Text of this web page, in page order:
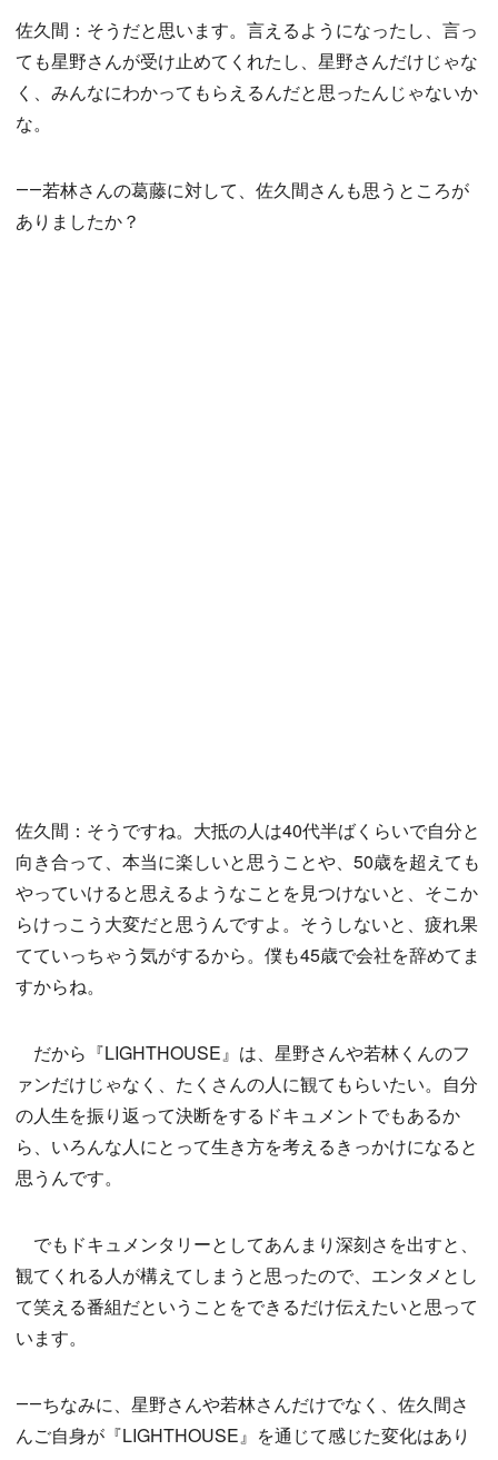
佐久間：そうだと思います。言えるようになったし、言っ
ても星野さんが受け止めてくれたし、星野さんだけじゃな
く、みんなにわかってもらえるんだと思ったんじゃないか
な。
――若林さんの葛藤に対して、佐久間さんも思うところが
ありましたか？
佐久間：そうですね。大抵の人は40代半ばくらいで自分と
向き合って、本当に楽しいと思うことや、50歳を超えても
やっていけると思えるようなことを見つけないと、そこか
らけっこう大変だと思うんですよ。そうしないと、疲れ果
てていっちゃう気がするから。僕も45歳で会社を辞めてま
すからね。
だから『LIGHTHOUSE』は、星野さんや若林くんのフ
ァンだけじゃなく、たくさんの人に観てもらいたい。自分
の人生を振り返って決断をするドキュメントでもあるか
ら、いろんな人にとって生き方を考えるきっかけになると
思うんです。
でもドキュメンタリーとしてあんまり深刻さを出すと、
観てくれる人が構えてしまうと思ったので、エンタメとし
て笑える番組だということをできるだけ伝えたいと思って
います。
――ちなみに、星野さんや若林さんだけでなく、佐久間さ
んご自身が『LIGHTHOUSE』を通じて感じた変化はあり